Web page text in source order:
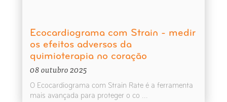
Ecocardiograma com Strain - medir
os efeitos adversos da
quimioterapia no coração
08 outubro 2025
O Ecocardiograma com Strain Rate é a ferramenta
mais avançada para proteger o co ...